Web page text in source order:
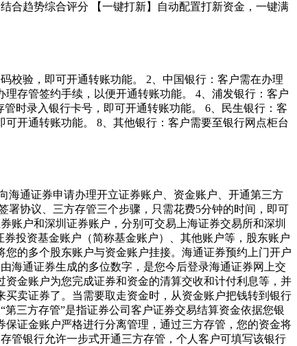
合趋势综合评分 【一键打新】自动配置打新资金，一键满
校验，即可开通转账功能。 2、中国银行：客户需在办理
存管签约手续，以便开通转账功能。 4、浦发银行：客户
时录入银行卡号，即可开通转账功能。 6、民生银行：客
开通转账功能。 8、其他银行：客户需要至银行网点柜台
海通证券申请办理开立证券账户、资金账户、开通第三方
协议、三方存管三个步骤，只需花费5分钟的时间，即可
账户和深圳证券账户，分别可交易上海证券交易所和深圳
投资基金账户（简称基金账户）、其他账户等，股东账户
的多个股东账户与资金账户挂接。海通证券预约上门开户
海通证券生成的多位数字，是您今后登录海通证券网上交
金账户为您完成证券和资金的清算交收和计付利息等，并
卖证券了。当需要取走资金时，从资金账户把钱转到银行
三方存管”是指证券公司客户证券交易结算资金依据您银
证金账户严格进行分离管理，通过三方存管，您的资金将
管银行允许一步式开通三方存管，个人客户可填写该银行